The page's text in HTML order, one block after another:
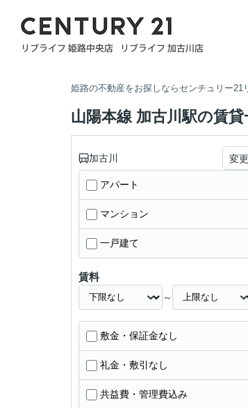
姫路の不動産をお探しならセンチュリー21
山陽本線 加古川駅の賃貸
加古川 変更
アパート
マンション
一戸建て
賃料
～
敷金・保証金なし
礼金・敷引なし
共益費・管理費込み